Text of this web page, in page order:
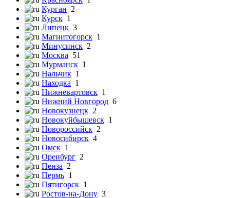
Курган 2
Курск 1
Липецк 3
Магнитогорск 1
Минусинск 2
Москва 51
Мурманск 1
Нальчик 1
Находка 1
Нижневартовск 1
Нижний Новгород 6
Новокузнецк 2
Новокуйбышевск 1
Новороссийск 2
Новосибирск 4
Омск 1
Оренбург 2
Пенза 2
Пермь 1
Пятигорск 1
Ростов-на-Дону 3